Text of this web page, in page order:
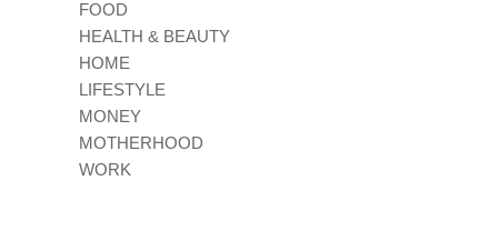
FOOD
HEALTH & BEAUTY
HOME
LIFESTYLE
MONEY
MOTHERHOOD
WORK